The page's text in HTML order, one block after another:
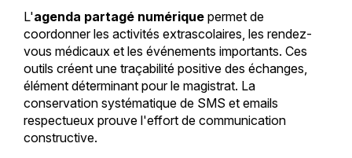
L'agenda partagé numériquepermet de
coordonner les activités extrascolaires, les rendez-
vous médicaux et les événements importants. Ces
outils créent une traçabilité positive des échanges,
élément déterminant pour le magistrat. La
conservation systématique de SMS et emails
respectueux prouve l'effort de communication
constructive.